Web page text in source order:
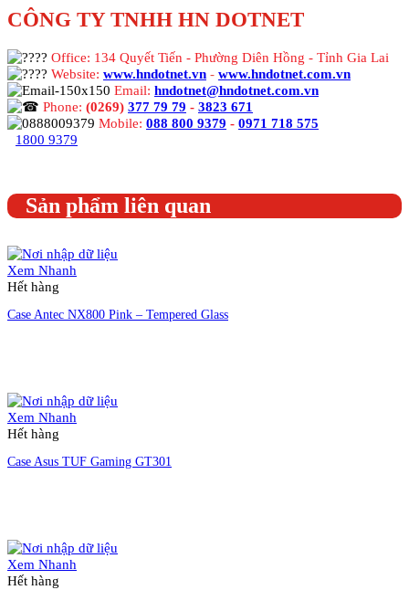
CÔNG TY TNHH HN DOTNET
Office: 134 Quyết Tiến - Phường Diên Hồng - Tỉnh Gia Lai
Website: www.hndotnet.vn - www.hndotnet.com.vn
Email: hndotnet@hndotnet.com.vn
Phone: (0269) 377 79 79 - 3823 671
Mobile: 088 800 9379 - 0971 718 575
1800 9379
Sản phẩm liên quan
Xem Nhanh
Hết hàng
Case Antec NX800 Pink – Tempered Glass
Xem Nhanh
Hết hàng
Case Asus TUF Gaming GT301
Xem Nhanh
Hết hàng